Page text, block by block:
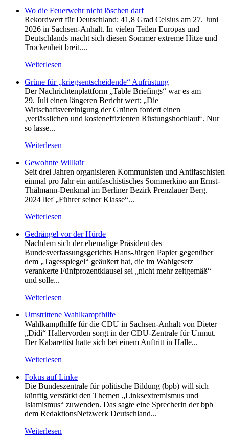
Wo die Feuerwehr nicht löschen darf
Rekordwert für Deutschland: 41,8 Grad Celsius am 27. Juni
2026 in Sachsen-Anhalt. In vielen Teilen Europas und
Deutschlands macht sich diesen Sommer extreme Hitze und
Trockenheit breit....
Weiterlesen
Grüne für „kriegsentscheidende“ Aufrüstung
Der Nachrichtenplattform „Table Briefings“ war es am
29. Juli einen längeren Bericht wert: „Die
Wirtschaftsvereinigung der Grünen fordert einen
‚verlässlichen und kosteneffizienten Rüstungshochlauf‘. Nur
so lasse...
Weiterlesen
Gewohnte Willkür
Seit drei Jahren organisieren Kommunisten und Antifaschisten
einmal pro Jahr ein antifaschistisches Sommerkino am Ernst-
Thälmann-Denkmal im Berliner Bezirk Prenzlauer Berg.
2024 lief „Führer seiner Klasse“...
Weiterlesen
Gedrängel vor der Hürde
Nachdem sich der ehemalige Präsident des
Bundesverfassungsgerichts Hans-Jürgen Papier gegenüber
dem „Tagesspiegel“ geäußert hat, die im Wahlgesetz
verankerte Fünfprozentklausel sei „nicht mehr zeitgemäß“
und solle...
Weiterlesen
Umstrittene Wahlkampfhilfe
Wahlkampfhilfe für die CDU in Sachsen-Anhalt von Dieter
„Didi“ Hallervorden sorgt in der CDU-Zentrale für Unmut.
Der Kabarettist hatte sich bei einem Auftritt in Halle...
Weiterlesen
Fokus auf Linke
Die Bundeszentrale für politische Bildung (bpb) will sich
künftig verstärkt den Themen „Linksextremismus und
Islamismus“ zuwenden. Das sagte eine Sprecherin der bpb
dem RedaktionsNetzwerk Deutschland...
Weiterlesen